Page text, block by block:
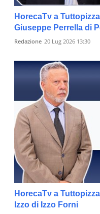
HorecaTv a
Giuseppe Perrella di
Redazione 20 Lug 2026 13:30
HorecaTv a
Izzo di Izzo Forni